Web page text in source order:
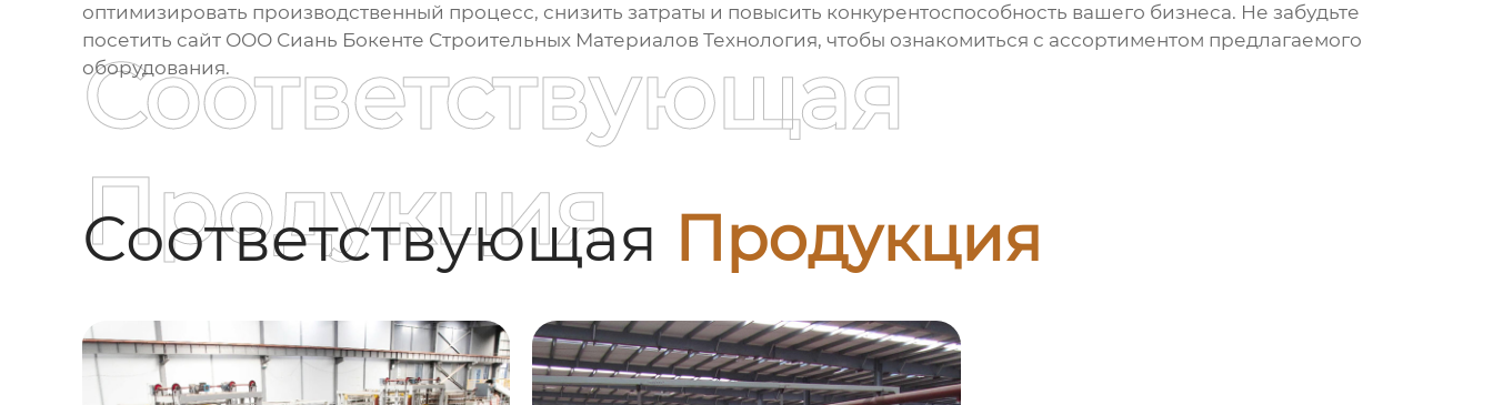
оптимизировать производственный процесс, снизить затраты и повысить конкурентоспособность вашего бизнеса. Не забудьте
посетить сайт ООО Сиань Бокенте Строительных Материалов Технология, чтобы ознакомиться с ассортиментом предлагаемого
оборудования.
Соответствующая Продукция
Соответствующая
Продукция